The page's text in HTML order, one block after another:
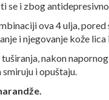
se i zbog
ova 4 ulja, pored
i njegovanje kože lica
nakon
i opuštaju.